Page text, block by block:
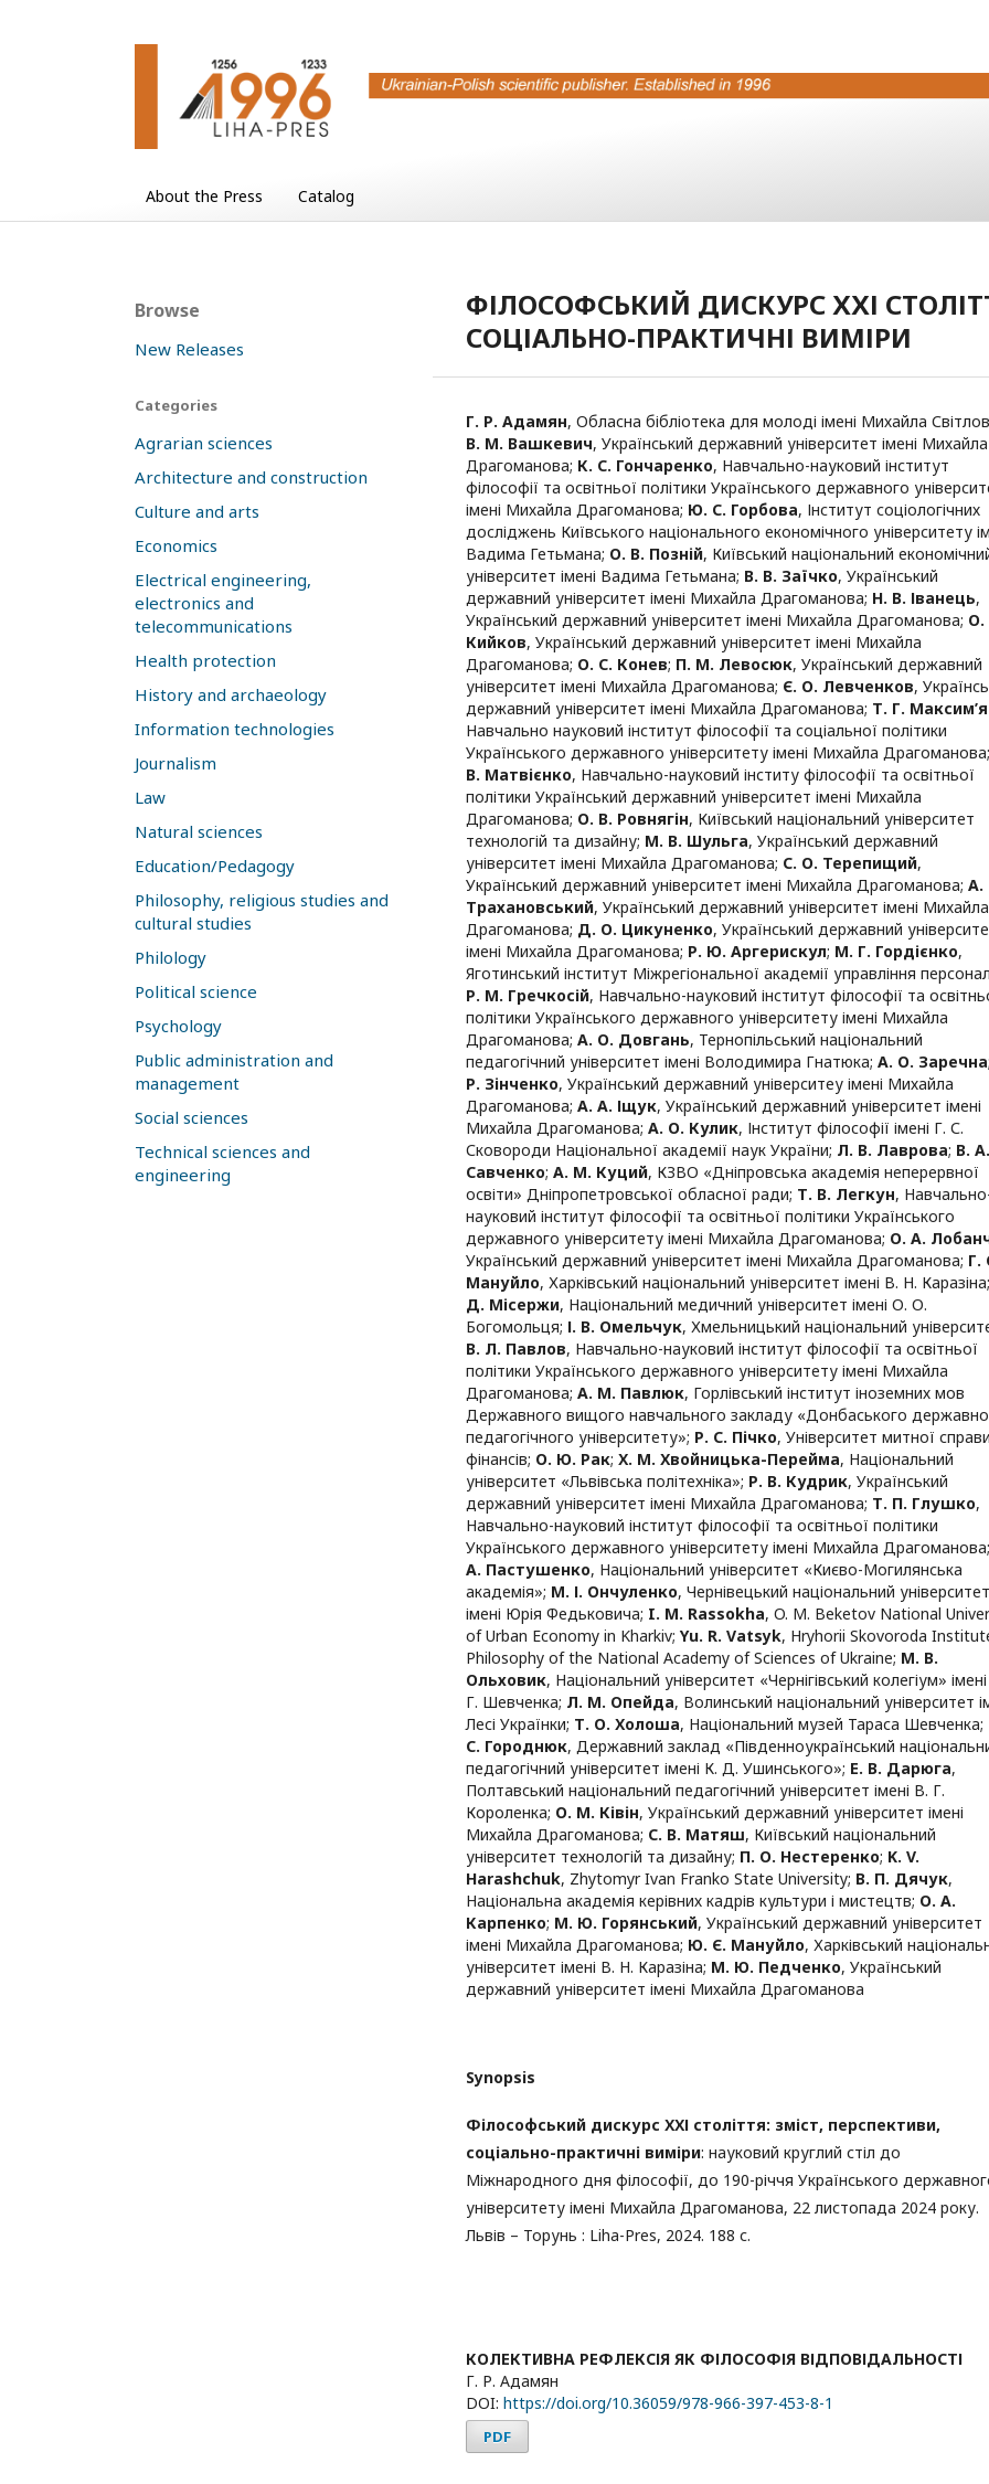
About the Press Catalog
ФІЛОСОФСЬКИЙ ДИСКУРС ХХІ
СОЦІАЛЬНО-ПРАКТИЧНІ ВИМІРИ
Г. Р. Адамян, Обласна бібліотека для молоді імені Михайла
В. М. Вашкевич, Український державний університет імені Михайла
Драгоманова; К. С. Гончаренко, Навчально-науковий інститут
філософії та освітньої політики Українського державного
імені Михайла Драгоманова; Ю. С. Горбова, Інститут соціологічних
досліджень Київського національного економічного університету
Вадима Гетьмана; О. В. Позній, Київський національний
університет імені Вадима Гетьмана; В. В. Заїчко, Український
державний університет імені Михайла Драгоманова; Н. В. Іванець,
Український державний університет імені Михайла Драгоманова;
Кийков, Український державний університет імені Михайла
Драгоманова; О. С. Конев; П. М. Левосюк, Український державний
університет імені Михайла Драгоманова; Є. О. Левченков,
державний університет імені Михайла Драгоманова; Т. Г.
Навчально науковий інститут філософії та соціальної політики
Українського державного університету імені Михайла Драгоманова
В. Матвієнко, Навчально-науковий інститу філософії та освітньої
політики Український державний університет імені Михайла
Драгоманова; О. В. Ровнягін, Київський національний університет
технологій та дизайну; М. В. Шульга, Український державний
університет імені Михайла Драгоманова; С. О. Терепищий,
Український державний університет імені Михайла Драгоманова; А.
Трахановський, Український державний університет імені Михайла
Драгоманова; Д. О. Цикуненко, Український державний
імені Михайла Драгоманова; Р. Ю. Аргерискул; М. Г. Гордієнко,
Яготинський інститут Міжрегіональної академії управління
Р. М. Гречкосій, Навчально-науковий інститут філософії та
політики Українського державного університету імені Михайла
Драгоманова; А. О. Довгань, Тернопільський національний
педагогічний університет імені Володимира Гнатюка; А. О. Заречна
Р. Зінченко, Український державний університеу імені Михайла
Драгоманова; А. А. Іщук, Український державний університет імені
Михайла Драгоманова; А. О. Кулик, Інститут філософії імені Г. С.
Сковороди Національної академії наук України; Л. В. Лаврова; В. А.
Савченко; А. М. Куций, КЗВО «Дніпровська академія неперервної
освіти» Дніпропетровської обласної ради; Т. В. Легкун,
науковий інститут філософії та освітньої політики Українського
державного університету імені Михайла Драгоманова; О. А.
Український державний університет імені Михайла Драгоманова; Г.
Мануйло, Харківський національний університет імені В. Н. Каразіна
Д. Місержи, Національний медичний університет імені О. О.
Богомольця; І. В. Омельчук, Хмельницький національний
В. Л. Павлов, Навчально-науковий інститут філософії та освітньої
політики Українського державного університету імені Михайла
Драгоманова; А. М. Павлюк, Горлівський інститут іноземних мов
Державного вищого навчального закладу «Донбаського
педагогічного університету»; Р. С. Пічко, Університет митної
фінансів; О. Ю. Рак; Х. М. Хвойницька-Перейма, Національний
університет «Львівська політехніка»; Р. В. Кудрик, Український
державний університет імені Михайла Драгоманова; Т. П. Глушко,
Навчально-науковий інститут філософії та освітньої політики
Українського державного університету імені Михайла Драгоманова
А. Пастушенко, Національний університет «Києво-Могилянська
академія»; М. І. Ончуленко, Чернівецький національний університет
імені Юрія Федьковича; I. M. Rassokha, O. M. Beketov National
of Urban Economy in Kharkiv; Yu. R. Vatsyk, Hryhorii Skovoroda
Philosophy of the National Academy of Sciences of Ukraine; М. В.
Ольховик, Національний університет «Чернігівський колегіум»
Г. Шевченка; Л. М. Опейда, Волинський національний університет
Лесі Українки; Т. О. Холоша, Національний музей Тараса Шевченка;
С. Городнюк, Державний заклад «Південноукраїнський
педагогічний університет імені К. Д. Ушинського»; Е. В. Дарюга,
Полтавський національний педагогічний університет імені В. Г.
Короленка; О. М. Ківін, Український державний університет імені
Михайла Драгоманова; С. В. Матяш, Київський національний
університет технологій та дизайну; П. О. Нестеренко; K. V.
Harashchuk, Zhytomyr Ivan Franko State University; В. П. Дячук,
Національна академія керівних кадрів культури і мистецтв; О. А.
Карпенко; М. Ю. Горянський, Український державний університет
імені Михайла Драгоманова; Ю. Є. Мануйло, Харківський
університет імені В. Н. Каразіна; М. Ю. Педченко, Український
державний університет імені Михайла Драгоманова
Synopsis
Філософський дискурс ХХІ століття: зміст, перспективи,
соціально-практичні виміри: науковий круглий стіл до
Міжнародного дня філософії, до 190-річчя Українського
університету імені Михайла Драгоманова, 22 листопада 2024 року.
Львів – Торунь : Liha-Pres, 2024. 188 с.
КОЛЕКТИВНА РЕФЛЕКСІЯ ЯК ФІЛОСОФІЯ ВІДПОВІДАЛЬНОСТІ
Г. Р. Адамян
DOI: https://doi.org/10.36059/978-966-397-453-8-1
PDF
Browse
New Releases
Categories
Agrarian sciences
Architecture and construction
Culture and arts
Economics
Electrical engineering,
electronics and
telecommunications
Health protection
History and archaeology
Information technologies
Journalism
Law
Natural sciences
Education/Pedagogy
Philosophy, religious studies and
cultural studies
Philology
Political science
Psychology
Public administration and
management
Social sciences
Technical sciences and
engineering